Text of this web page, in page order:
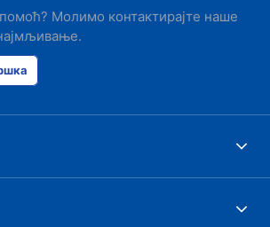
Молимо контактирајте наше